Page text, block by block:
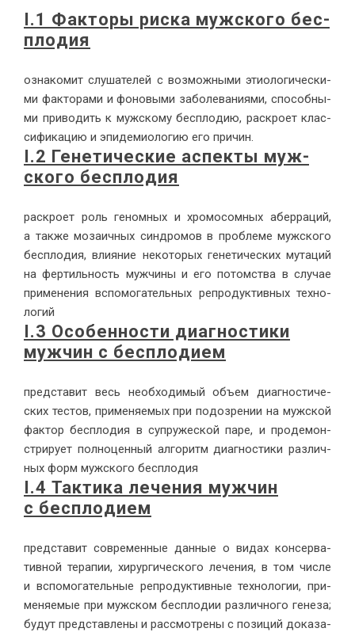
I.1 Фак­то­ры рис­ка муж­ско­го бес­
пло­дия
озна­ко­мит слу­ша­те­лей с воз­мож­ны­ми этио­ло­ги­че­ски­
ми фак­то­ра­ми и фо­но­вы­ми за­боле­ва­ни­я­ми, спо­соб­ны­
ми при­во­дить к муж­ско­му бес­пло­дию, рас­кро­ет клас­
си­фи­ка­цию и эпи­де­мио­ло­гию его при­чин.
I.2 Ге­не­ти­че­ские ас­пек­ты муж­
ско­го бес­пло­дия
рас­кро­ет роль ге­ном­ных и хро­мо­сом­ных абер­ра­ций,
а так­же мо­за­ич­ных син­дро­мов в про­бле­ме муж­ско­го
бес­пло­дия, вли­я­ние неко­то­рых ге­не­ти­че­ских му­та­ций
на фер­тиль­ность муж­чи­ны и его потом­ства в слу­чае
при­ме­не­ния вспо­мо­га­тель­ных ре­про­дук­тив­ных тех­но­
ло­гий
I.3 Осо­бен­но­сти ди­а­гно­сти­ки
муж­чин с бес­пло­ди­ем
пред­ста­вит весь необ­хо­ди­мый объ­ем ди­а­гно­сти­че­
ских те­стов, при­ме­ня­е­мых при по­до­зре­нии на муж­ской
фак­тор бес­пло­дия в су­пру­же­ской па­ре, и про­де­мон­
стри­ру­ет пол­но­цен­ный ал­го­ритм ди­а­гно­сти­ки раз­лич­
ных форм муж­ско­го бес­пло­дия
I.4 Так­ти­ка ле­че­ния муж­чин
с бес­пло­ди­ем
пред­ста­вит совре­мен­ные дан­ные о ви­дах кон­сер­ва­
тив­ной те­ра­пии, хи­рур­ги­че­ско­го ле­че­ния, в том чис­ле
и вспо­мо­га­тель­ные ре­про­дук­тив­ные тех­но­ло­гии, при­
ме­ня­е­мые при муж­ском бес­пло­дии раз­лич­но­го ге­не­за;
бу­дут пред­став­ле­ны и рас­смот­ре­ны с по­зи­ций до­ка­за­